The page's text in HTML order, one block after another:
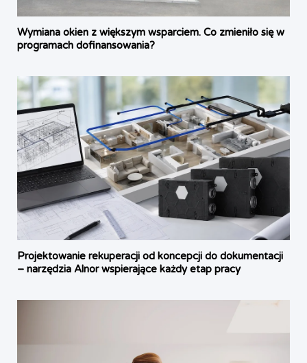
Wymiana okien z większym wsparciem. Co zmieniło się w
programach dofinansowania?
Projektowanie rekuperacji od koncepcji do dokumentacji
– narzędzia Alnor wspierające każdy etap pracy